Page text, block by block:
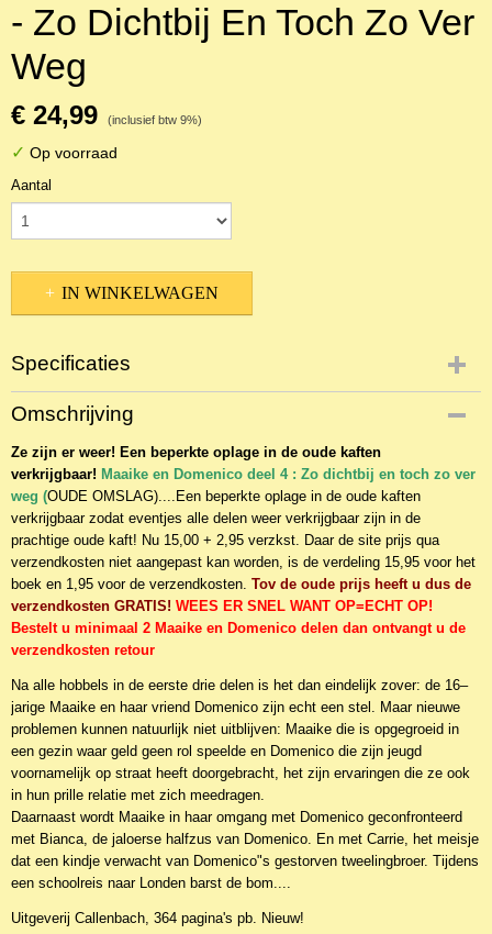
- Zo Dichtbij En Toch Zo Ver
Weg
€ 24,99 (inclusief btw 9%)
✓ Op voorraad
Aantal
IN WINKELWAGEN
Specificaties
Productcode
NBKJ-1606
EAN code
9789026615283
Omschrijving
Ze zijn er weer! Een beperkte oplage in de oude kaften
verkrijgbaar! Maaike en Domenico deel 4 : Zo dichtbij en toch zo ver
weg (OUDE OMSLAG)....Een beperkte oplage in de oude kaften
verkrijgbaar zodat eventjes alle delen weer verkrijgbaar zijn in de
prachtige oude kaft! Nu 15,00 + 2,95 verzkst. Daar de site prijs qua
verzendkosten niet aangepast kan worden, is de verdeling 15,95 voor het
boek en 1,95 voor de verzendkosten. Tov de oude prijs heeft u dus de
verzendkosten GRATIS! WEES ER SNEL WANT OP=ECHT OP!
Bestelt u minimaal 2 Maaike en Domenico delen dan ontvangt u de
verzendkosten retour
Na alle hobbels in de eerste drie delen is het dan eindelijk zover: de 16–
jarige Maaike en haar vriend Domenico zijn echt een stel. Maar nieuwe
problemen kunnen natuurlijk niet uitblijven: Maaike die is opgegroeid in
een gezin waar geld geen rol speelde en Domenico die zijn jeugd
voornamelijk op straat heeft doorgebracht, het zijn ervaringen die ze ook
in hun prille relatie met zich meedragen.
Daarnaast wordt Maaike in haar omgang met Domenico geconfronteerd
met Bianca, de jaloerse halfzus van Domenico. En met Carrie, het meisje
dat een kindje verwacht van Domenico"s gestorven tweelingbroer. Tijdens
een schoolreis naar Londen barst de bom....
Uitgeverij Callenbach, 364 pagina's pb. Nieuw!